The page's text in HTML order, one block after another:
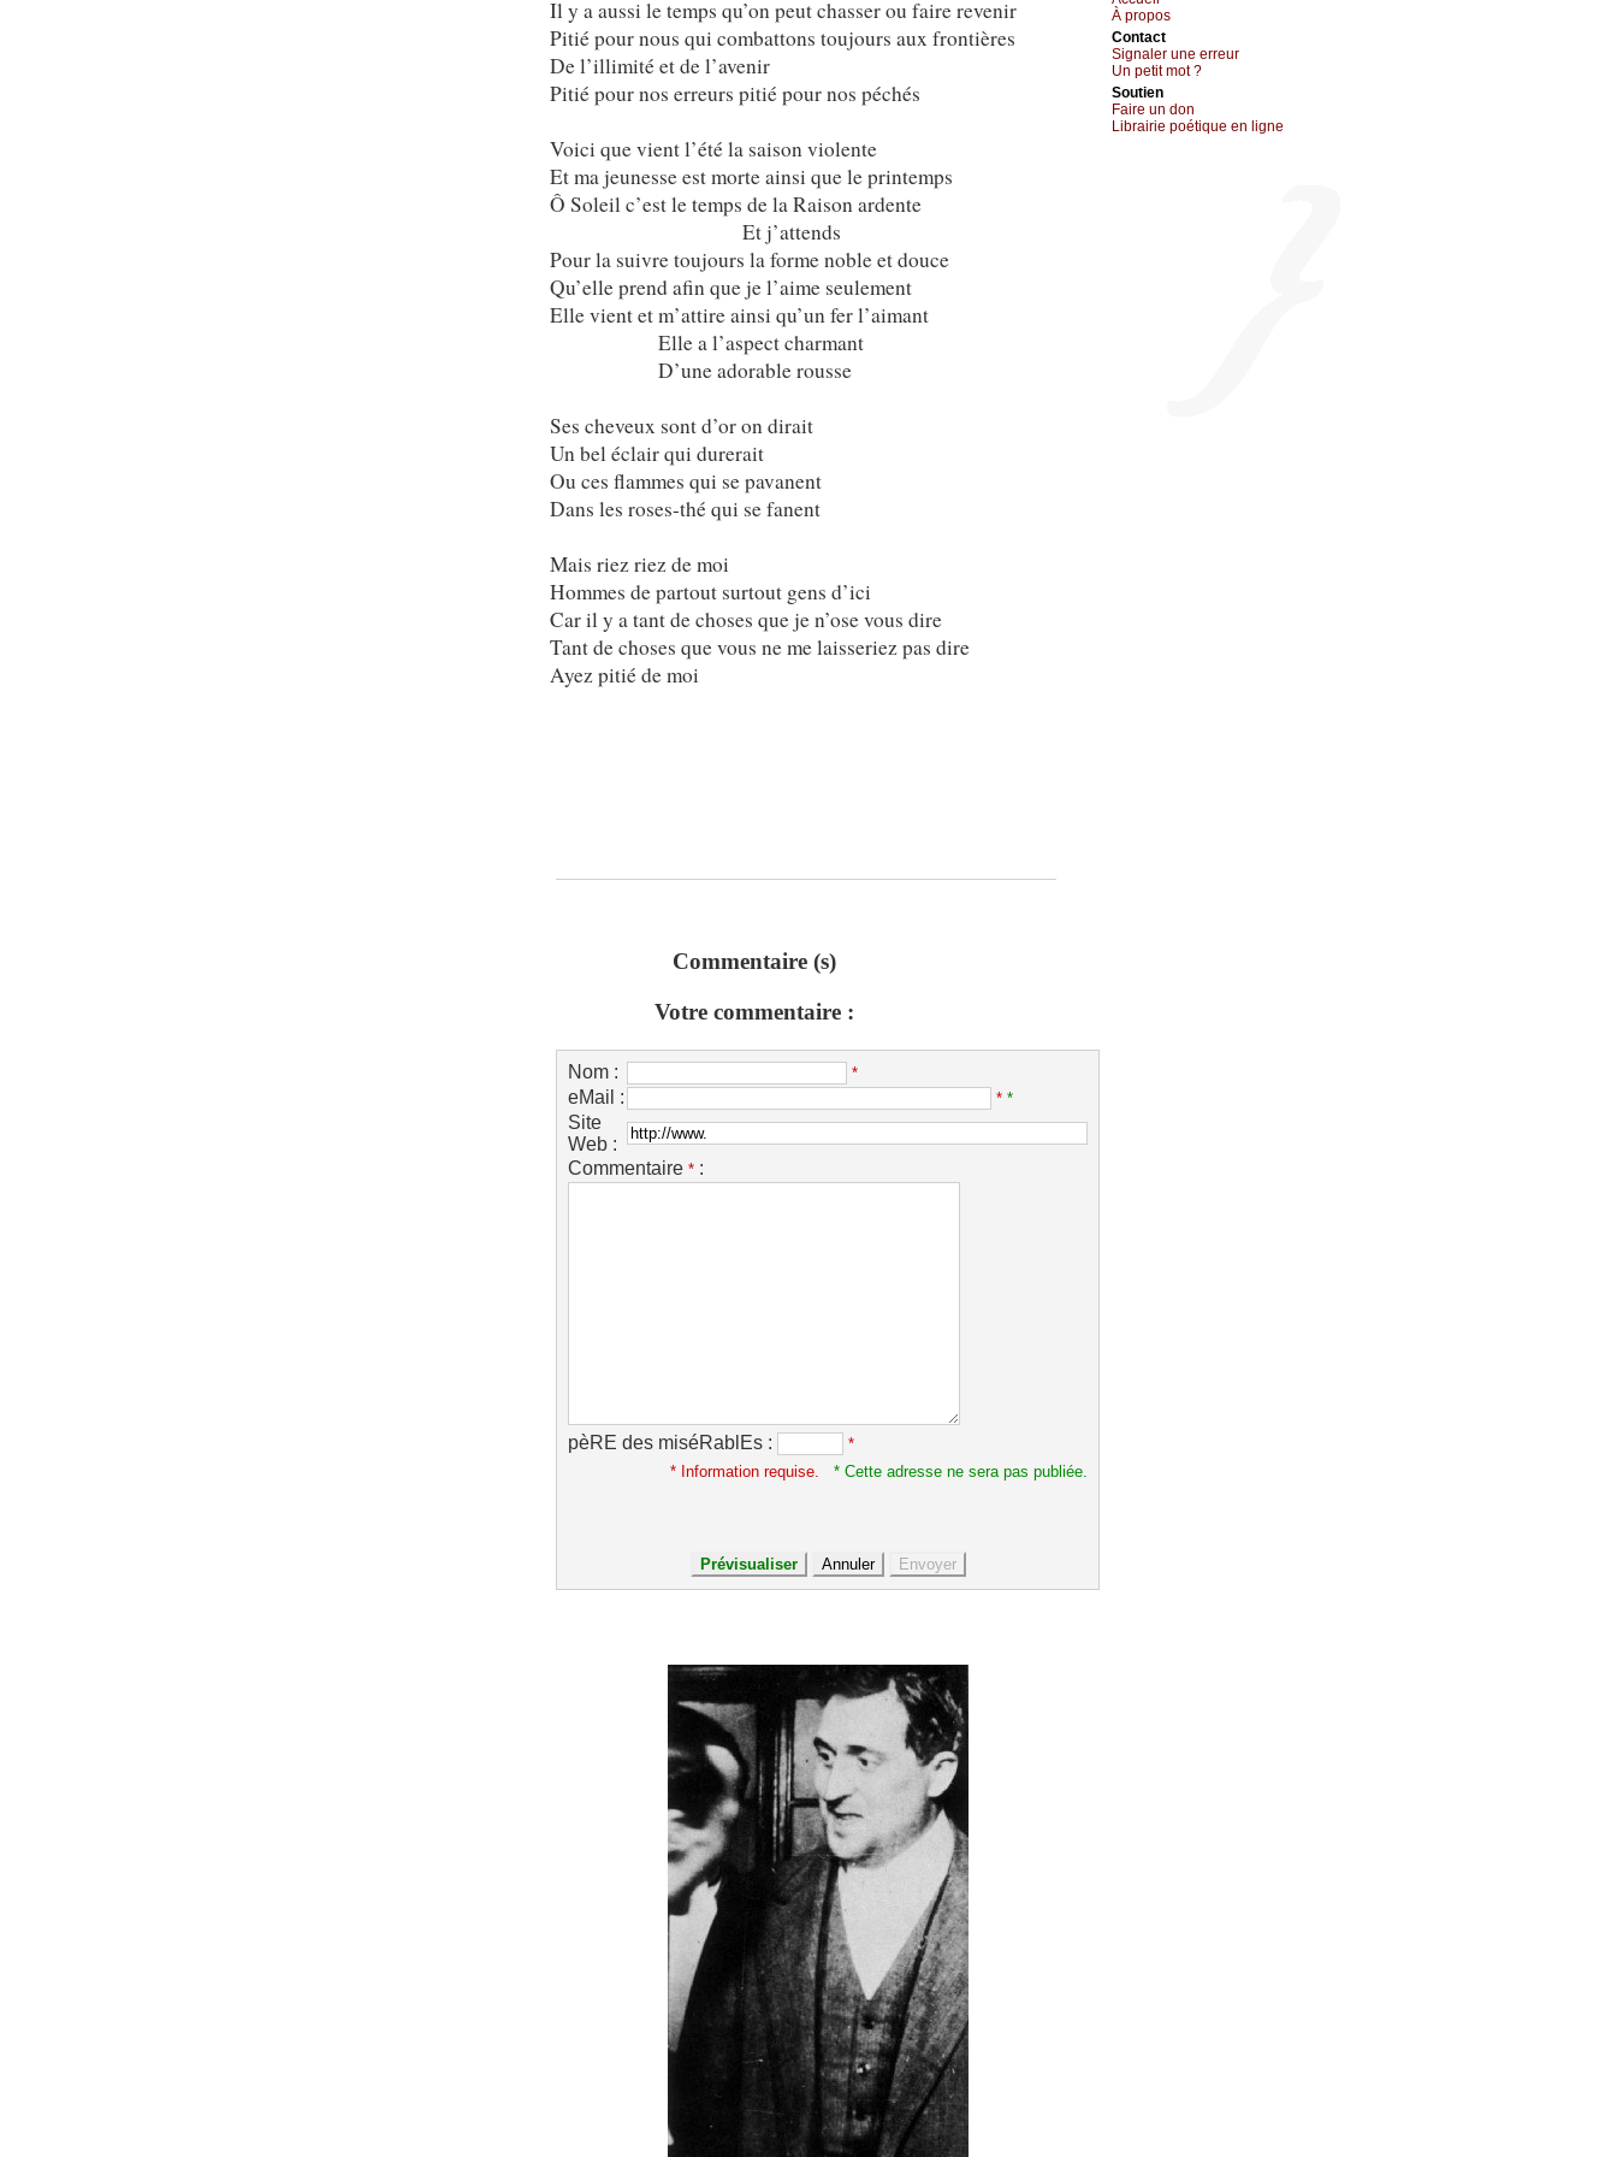
Il y a aussi le temps qu’on peut chasser ou faire revenir
Pitié pour nous qui combattons toujours aux frontières
De l’illimité et de l’avenir
Pitié pour nos erreurs pitié pour nos péchés
Voici que vient l’été la saison violente
Et ma jeunesse est morte ainsi que le printemps
Ô Soleil c’est le temps de la Raison ardente
Et j’attends
Pour la suivre toujours la forme noble et douce
Qu’elle prend afin que je l’aime seulement
Elle vient et m’attire ainsi qu’un fer l’aimant
Elle a l’aspect charmant
D’une adorable rousse
Ses cheveux sont d’or on dirait
Un bel éclair qui durerait
Ou ces flammes qui se pavanent
Dans les roses-thé qui se fanent
Mais riez riez de moi
Hommes de partout surtout gens d’ici
Car il y a tant de choses que je n’ose vous dire
Tant de choses que vous ne me laisseriez pas dire
Ayez pitié de moi
Commentaire (s)
Votre commentaire :
Nom : *
eMail : * *
Site
Web :
Commentaire * :
pèRE des miséRablEs :
*
* Information requise.
* Cette adresse ne sera pas publiée.
À prоpos
Cоntact
Signaler une errеur
Un pеtit mоt ?
Sоutien
Fаirе un dоn
Librairiе pоétique en lignе